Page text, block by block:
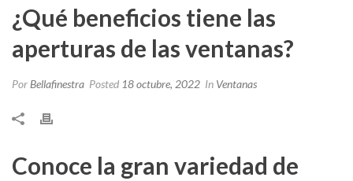
¿Qué beneficios tiene las
aperturas de las ventanas?
Por Bellafinestra Posted 18 octubre, 2022 In Ventanas
Conoce la gran variedad de